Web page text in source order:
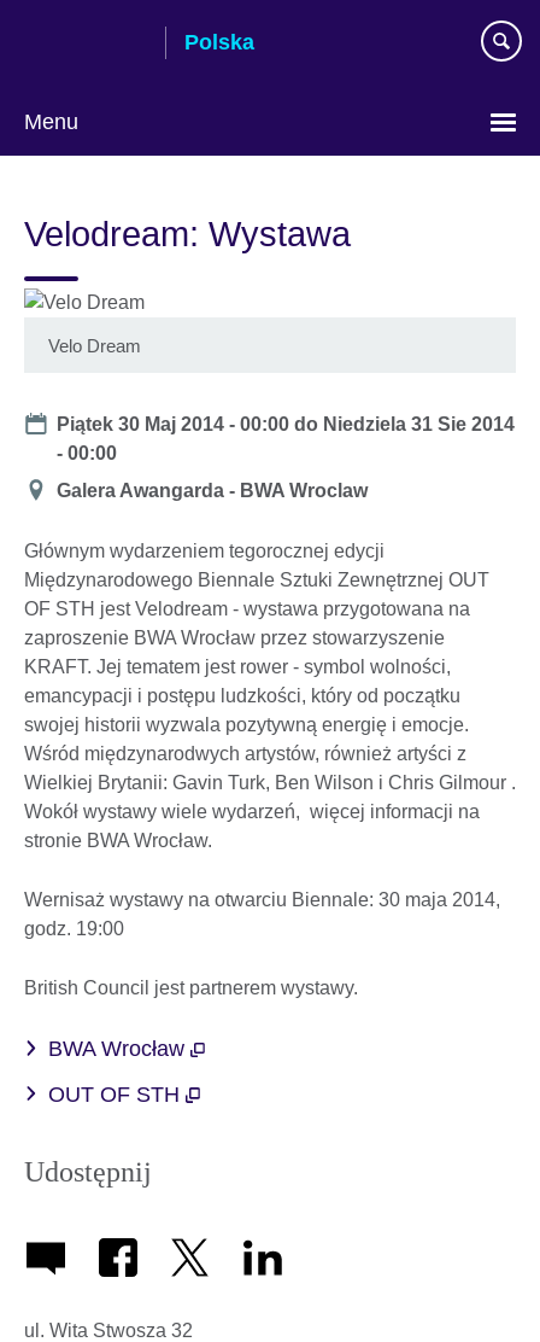
Polska
Menu
Velodream: Wystawa
Velo Dream
Date
Piątek 30 Maj 2014 - 00:00 do Niedziela 31 Sie 2014
- 00:00
Miejsce
Galera Awangarda - BWA Wroclaw
Głównym wydarzeniem tegorocznej edycji
Międzynarodowego Biennale Sztuki Zewnętrznej OUT
OF STH jest Velodream - wystawa przygotowana na
zaproszenie BWA Wrocław przez stowarzyszenie
KRAFT. Jej tematem jest rower - symbol wolności,
emancypacji i postępu ludzkości, który od początku
swojej historii wyzwala pozytywną energię i emocje.
Wśród międzynarodwych artystów, również artyści z
Wielkiej Brytanii: Gavin Turk, Ben Wilson i Chris Gilmour .
Wokół wystawy wiele wydarzeń, więcej informacji na
stronie BWA Wrocław.
Wernisaż wystawy na otwarciu Biennale: 30 maja 2014,
godz. 19:00
British Council jest partnerem wystawy.
BWA Wrocław
OUT OF STH
Udostępnij
ul. Wita Stwosza 32